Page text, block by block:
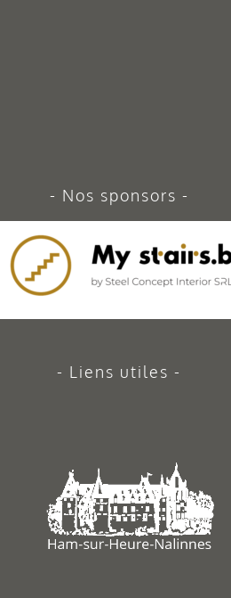
Nos sponsors
Liens utiles